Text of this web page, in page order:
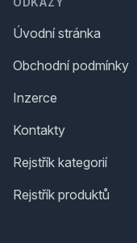
Úvodní stránka
Obchodní podmínky
Inzerce
Kontakty
Rejstřík kategorií
Rejstřík produktů